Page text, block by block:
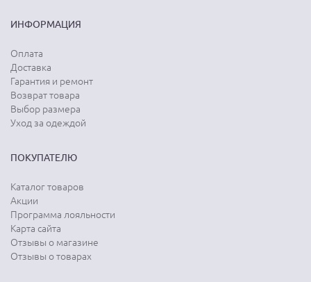
ИНФОРМАЦИЯ
Оплата
Доставка
Гарантия и ремонт
Возврат товара
Выбор размера
Уход за одеждой
ПОКУПАТЕЛЮ
Каталог товаров
Акции
Программа лояльности
Карта сайта
Отзывы о магазине
Отзывы о товарах